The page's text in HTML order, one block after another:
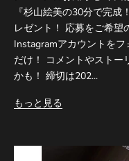
『杉山絵美の30分で完
レゼント！ 応募をご希
Instagramアカウントを
だけ！ コメントやストー
かも！ 締切は202...
もっと見る